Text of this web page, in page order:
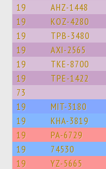
19 AHZ-1448
19 KOZ-4280
19 TPB-3480
19 AXI-2565
19 TKE-8700
19 TPE-1422
73
19 MIT-3180
19 KHA-3819
19 PA-6729
19 74530
19 YZ-5665